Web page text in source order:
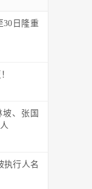
30日隆重
、张国
执行人名